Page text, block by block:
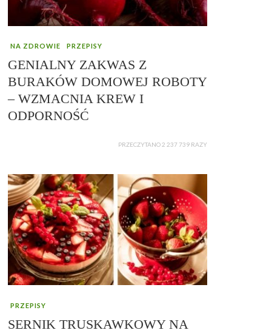
NA ZDROWIE PRZEPISY
GENIALNY ZAKWAS Z
BURAKÓW DOMOWEJ ROBOTY
– WZMACNIA KREW I
ODPORNOŚĆ
PRZECZYTANO 2 237 739 RAZY
PRZEPISY
SERNIK TRUSKAWKOWY NA